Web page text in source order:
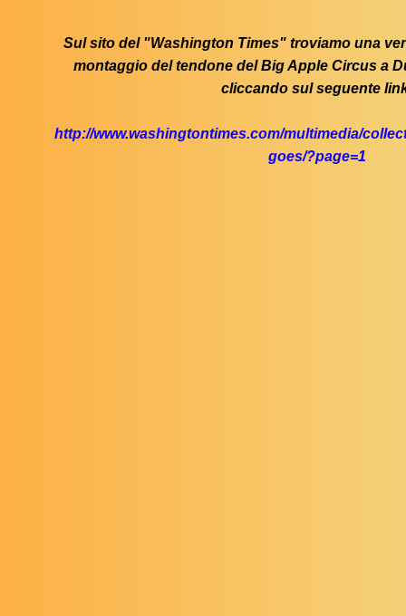
Sul sito del "Washington Times" troviamo una
montaggio del tendone del Big Apple Circus a
cliccando sul seguente
http://www.washingtontimes.com/multimedia/
goes/?page=1